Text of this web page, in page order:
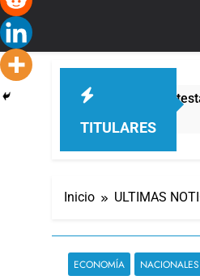
TITULARES
por la protesta contra la
Inicio ULTIMAS
ECONOMÍA NACIONALES